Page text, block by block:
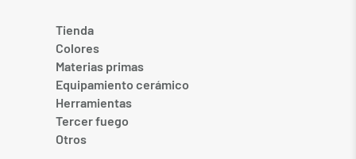
Tienda
Colores
Materias primas
Equipamiento cerámico
Herramientas
Tercer fuego
Otros